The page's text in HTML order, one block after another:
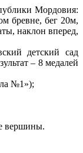
Мордовия:
бревне, бег 20м,
наклон вперед,
детский сад
– 8 медалей
№1»);
вершины.